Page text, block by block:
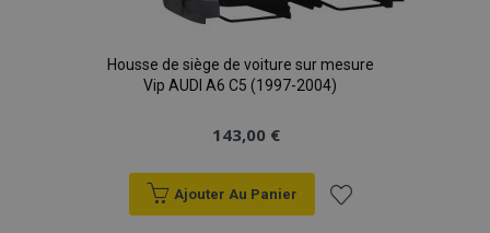
Housse de siège de voiture sur mesure
Vip AUDI A6 C5 (1997-2004)
143,00 €
Ajouter Au Panier